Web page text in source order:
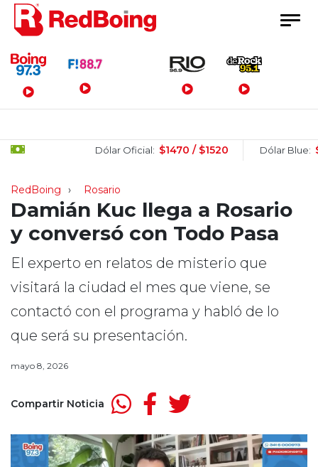
Menú Principal
Dólar Oficial: $1470 / $1520 Dólar Blue:
RedBoing Rosario
Damián Kuc llega a Rosario
y conversó con Todo Pasa
El experto en relatos de misterio que
visitará la ciudad el mes que viene, se
contactó con el programa y habló de lo
que será su presentación.
mayo 8, 2026
Compartir Noticia